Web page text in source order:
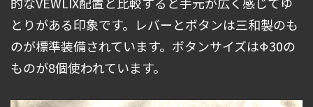
とりがある印象です。レバーとボタンは三和製のも
のが標準装備されています。ボタンサイズはΦ30の
ものが8個使われています。